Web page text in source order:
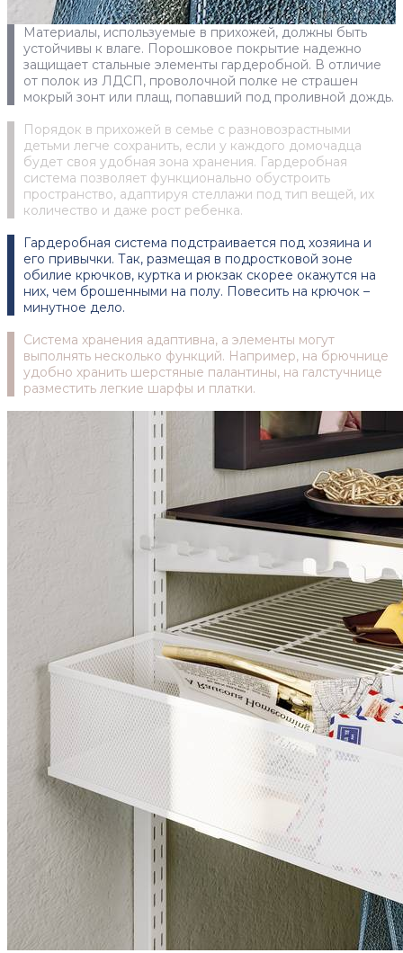
Материалы, используемые в прихожей, должны быть
устойчивы к влаге. Порошковое покрытие надежно
защищает стальные элементы гардеробной. В отличие
от полок из ЛДСП, проволочной полке не страшен
мокрый зонт или плащ, попавший под проливной дождь.
Порядок в прихожей в семье с разновозрастными
детьми легче сохранить, если у каждого домочадца
будет своя удобная зона хранения. Гардеробная
система позволяет функционально обустроить
пространство, адаптируя стеллажи под тип вещей, их
количество и даже рост ребенка.
Гардеробная система подстраивается под хозяина и
его привычки. Так, размещая в подростковой зоне
обилие крючков, куртка и рюкзак скорее окажутся на
них, чем брошенными на полу. Повесить на крючок –
минутное дело.
Система хранения адаптивна, а элементы могут
выполнять несколько функций. Например, на брючнице
удобно хранить шерстяные палантины, на галстучнице
разместить легкие шарфы и платки.